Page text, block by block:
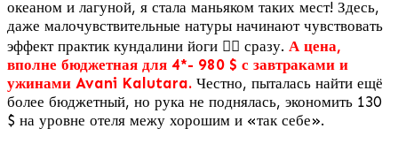
океаном и лагуной, я стала маньяком таких мест! Здесь,
даже малочувствительные натуры начинают чувствовать
эффект практик кундалини йоги 🧘‍♀️ сразу. А цена,
вполне бюджетная для 4*- 980 $ с завтраками и
ужинами Avani Kalutara. Честно, пыталась найти ещё
более бюджетный, но рука не поднялась, экономить 130
$ на уровне отеля межу хорошим и «так себе».